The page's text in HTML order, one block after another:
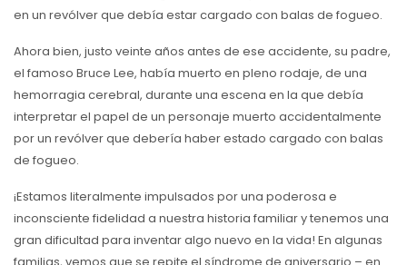
en un revólver que debía estar cargado con balas de fogueo.
Ahora bien, justo veinte años antes de ese accidente, su padre,
el famoso Bruce Lee, había muerto en pleno rodaje, de una
hemorragia cerebral, durante una escena en la que debía
interpretar el papel de un personaje muerto accidentalmente
por un revólver que debería haber estado cargado con balas
de fogueo.
¡Estamos literalmente impulsados por una poderosa e
inconsciente fidelidad a nuestra historia familiar y tenemos una
gran dificultad para inventar algo nuevo en la vida! En algunas